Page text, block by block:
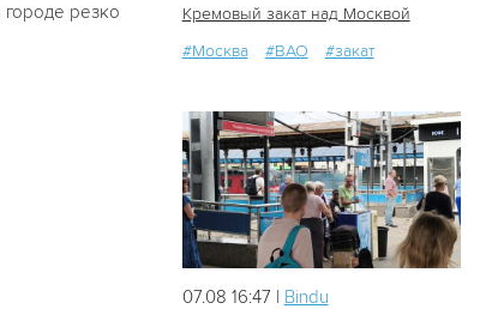
городе резко
Кремовый закат над Москвой
#Москва
#ВАО #закат
07.08 16:47 | Bindu